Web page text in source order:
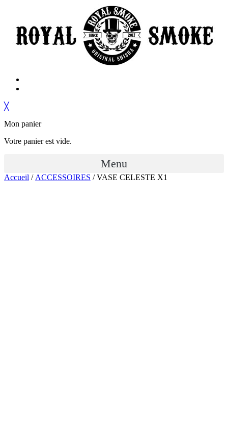
╳
Mon panier
Votre panier est vide.
Menu
Accueil / ACCESSOIRES / VASE CELESTE X1